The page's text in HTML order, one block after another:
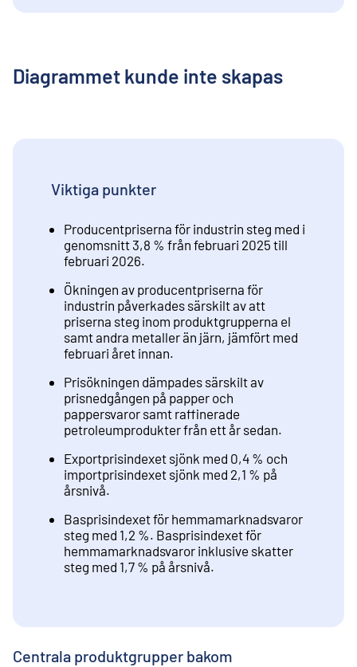
Diagrammet kunde inte skapas
Viktiga punkter
Producentpriserna för industrin steg med i
genomsnitt 3,8 % från februari 2025 till
februari 2026.
Ökningen av producentpriserna för
industrin påverkades särskilt av att
priserna steg inom produktgrupperna el
samt andra metaller än järn, jämfört med
februari året innan.
Prisökningen dämpades särskilt av
prisnedgången på papper och
pappersvaror samt raffinerade
petroleumprodukter från ett år sedan.
Exportprisindexet sjönk med 0,4 % och
importprisindexet sjönk med 2,1 % på
årsnivå.
Basprisindexet för hemmamarknadsvaror
steg med 1,2 %. Basprisindexet för
hemmamarknadsvaror inklusive skatter
steg med 1,7 % på årsnivå.
Centrala produktgrupper bakom